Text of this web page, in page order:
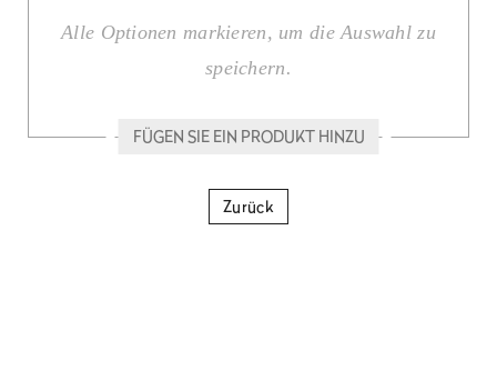
Alle Optionen markieren, um die Auswahl zu
speichern.
FÜGEN SIE EIN PRODUKT HINZU
Zurück